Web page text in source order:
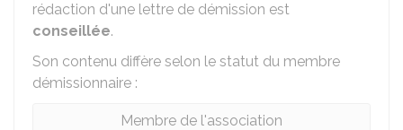
rédaction d'une lettre de démission est
conseillée.
Son contenu diffère selon le statut du membre
démissionnaire :
Membre de l'association